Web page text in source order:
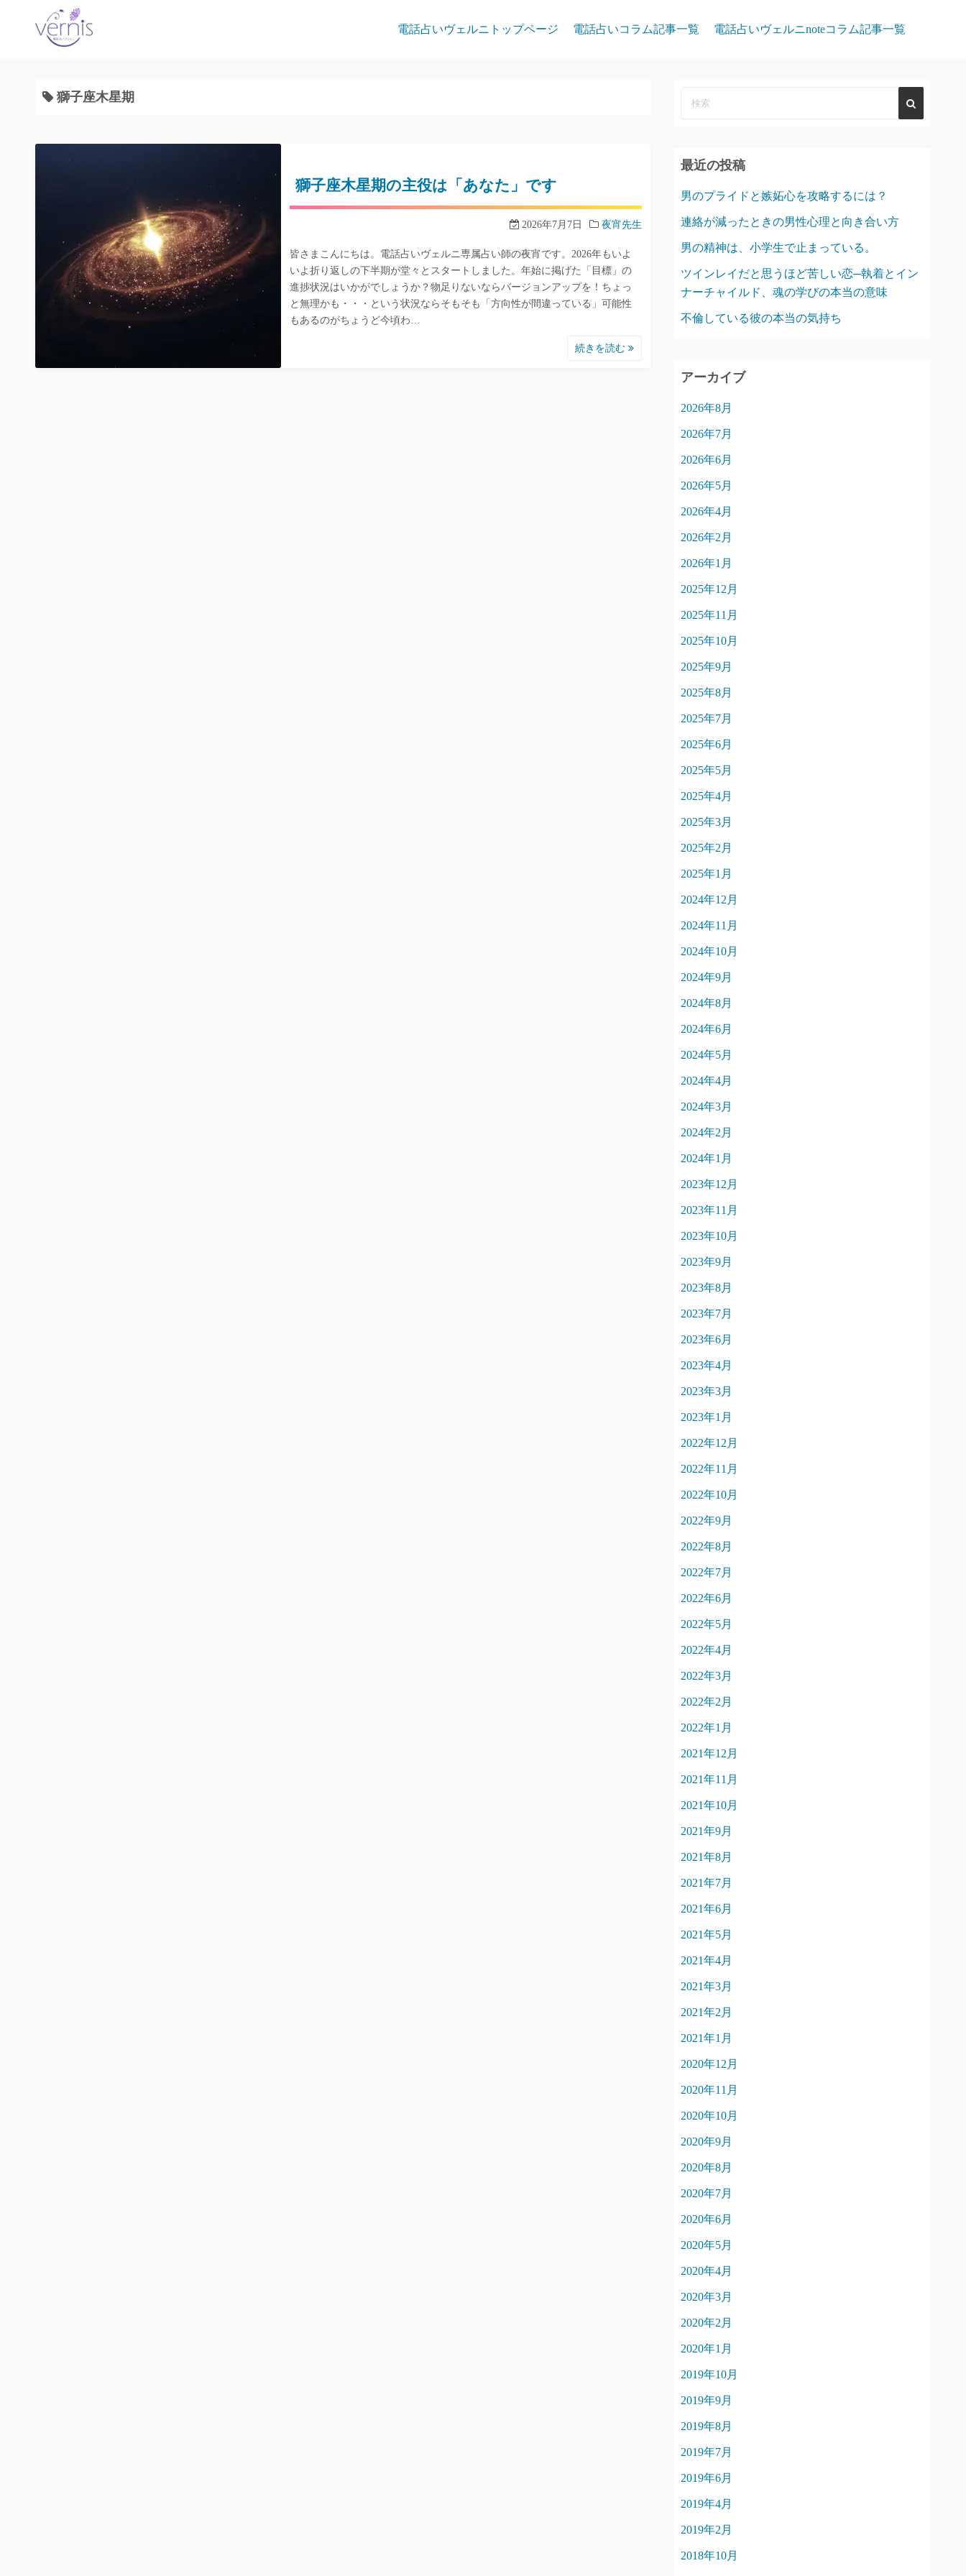
電話占いヴェルニトップページ 電話占いコラム記事一覧 電話占いヴェルニnoteコラム記事一覧
獅子座木星期
獅子座木星期の主役は「あなた」です
2026年7月7日 夜宵先生
皆さまこんにちは。電話占いヴェルニ専属占い師の夜宵です。2026年もいよ
いよ折り返しの下半期が堂々とスタートしました。年始に掲げた「目標」の
進捗状況はいかがでしょうか？物足りないならバージョンアップを！ちょっ
と無理かも・・・という状況ならそもそも「方向性が間違っている」可能性
もあるのがちょうど今頃わ…
続きを読む
最近の投稿
男のプライドと嫉妬心を攻略するには？
連絡が減ったときの男性心理と向き合い方
男の精神は、小学生で止まっている。
ツインレイだと思うほど苦しい恋─執着とイン
ナーチャイルド、魂の学びの本当の意味
不倫している彼の本当の気持ち
アーカイブ
2026年8月
2026年7月
2026年6月
2026年5月
2026年4月
2026年2月
2026年1月
2025年12月
2025年11月
2025年10月
2025年9月
2025年8月
2025年7月
2025年6月
2025年5月
2025年4月
2025年3月
2025年2月
2025年1月
2024年12月
2024年11月
2024年10月
2024年9月
2024年8月
2024年6月
2024年5月
2024年4月
2024年3月
2024年2月
2024年1月
2023年12月
2023年11月
2023年10月
2023年9月
2023年8月
2023年7月
2023年6月
2023年4月
2023年3月
2023年1月
2022年12月
2022年11月
2022年10月
2022年9月
2022年8月
2022年7月
2022年6月
2022年5月
2022年4月
2022年3月
2022年2月
2022年1月
2021年12月
2021年11月
2021年10月
2021年9月
2021年8月
2021年7月
2021年6月
2021年5月
2021年4月
2021年3月
2021年2月
2021年1月
2020年12月
2020年11月
2020年10月
2020年9月
2020年8月
2020年7月
2020年6月
2020年5月
2020年4月
2020年3月
2020年2月
2020年1月
2019年10月
2019年9月
2019年8月
2019年7月
2019年6月
2019年4月
2019年2月
2018年10月